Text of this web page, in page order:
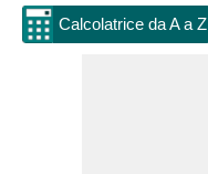
Calcolatrice da A a Z